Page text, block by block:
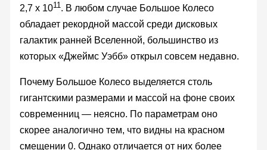
2,7 x 1011. В любом случае Большое Колесо
обладает рекордной массой среди дисковых
галактик ранней Вселенной, большинство из
которых «Джеймс Уэбб» открыл совсем недавно.
Почему Большое Колесо выделяется столь
гигантскими размерами и массой на фоне своих
современниц — неясно. По параметрам оно
скорее аналогично тем, что видны на красном
смещении 0. Однако отличается от них более